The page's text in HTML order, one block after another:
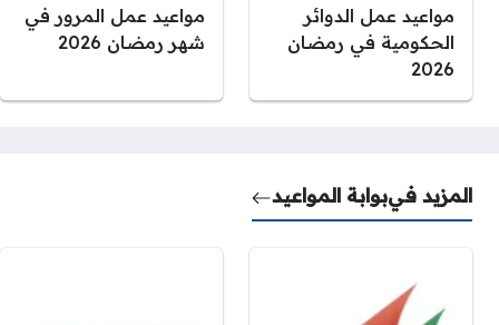
مواعيد عمل الدوائر
الحكومية في رمضان
2026
مواعيد عمل المرور في
شهر رمضان 2026
المزيد فيبوابة المواعيد